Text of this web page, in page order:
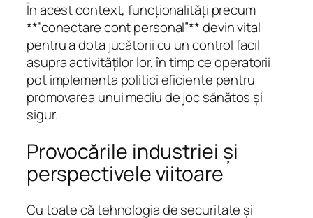
În acest context, funcționalități precum
**”conectare cont personal”** devin vital
pentru a dota jucătorii cu un control facil
asupra activităților lor, în timp ce operatorii
pot implementa politici eficiente pentru
promovarea unui mediu de joc sănătos și
sigur.
Provocările industriei și
perspectivele viitoare
Cu toate că tehnologia de securitate și